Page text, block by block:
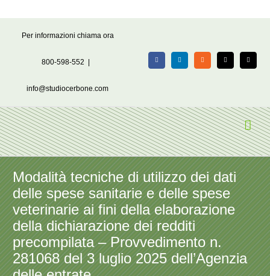
Per informazioni chiama ora
800-598-552
info@studiocerbone.com
FacebookLinkedIn Rss X Email
Modalità tecniche di utilizzo dei dati
delle spese sanitarie e delle spese
veterinarie ai fini della elaborazione
della dichiarazione dei redditi
precompilata – Provvedimento n.
281068 del 3 luglio 2025 dell’Agenzia